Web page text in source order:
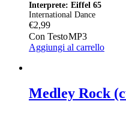
Interprete: Eiffel 65
International Dance
€2,99
Con TestoMP3
Aggiungi al carrello
Medley Rock